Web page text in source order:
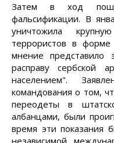
Затем в ход
фальсификации. В
уничтожила
террористов в
мнение представило
расправу сербской
населением".
командования о том,
переодеты в
албанцами, были
время эти показания
независимой